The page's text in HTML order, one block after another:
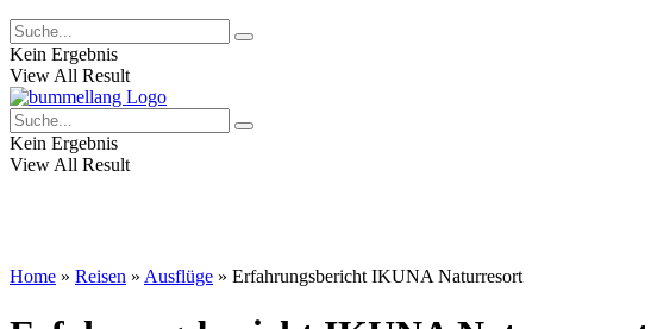
Kein Ergebnis
View All Result
Kein Ergebnis
View All Result
Home » Reisen » Ausflüge » Erfahrungsbericht IKUNA Naturresort